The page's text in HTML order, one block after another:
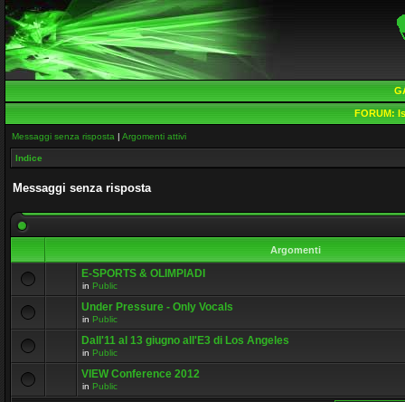
FORUM:
Messaggi senza risposta | Argomenti attivi
Indice
Messaggi senza risposta
Argomenti
E-SPORTS & OLIMPIADI
in Public
Under Pressure - Only Vocals
in Public
Dall'11 al 13 giugno all'E3 di Los Angeles
in Public
VIEW Conference 2012
in Public